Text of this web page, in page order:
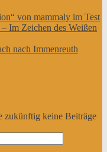
von mammaly im Test
Im Zeichen des Weißen
nach Immenreuth
zukünftig keine Beiträge